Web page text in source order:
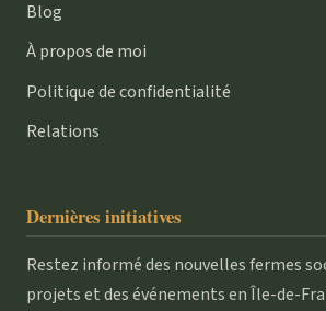
Blog
À propos de moi
Politique de confidentialité
Relations
Dernières initiatives
Restez informé des nouvelles fermes
projets et des événements en Île-de-